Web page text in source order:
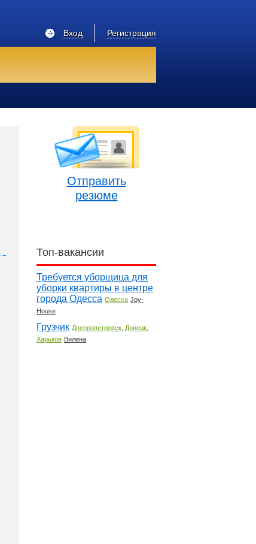
Регистрация
Вход
Отправить
резюме
Топ-вакансии
Требуется уборщица для
уборки квартиры в центре
города Одесса Одесса Joy-
House
Грузчик Днепропетровск, Донецк,
Харьков Вилена